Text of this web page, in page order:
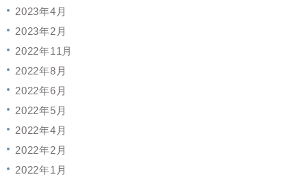
2023年4月
2023年2月
2022年11月
2022年8月
2022年6月
2022年5月
2022年4月
2022年2月
2022年1月